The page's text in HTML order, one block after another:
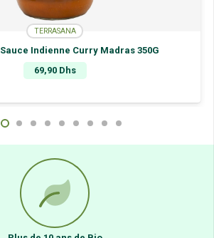
TERRASANA
Indienne Curry Madras 350G
69,90 Dhs